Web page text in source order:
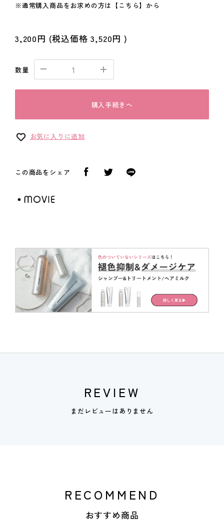
※通常購入商品をお求めの方は 【こちら】 から
3,200円 (税込価格3,520円 )
数量
購入手続きへ
お気に入りに追加
この商品をシェア
REVIEW
まだレビューはありません
RECOMMEND
おすすめ商品